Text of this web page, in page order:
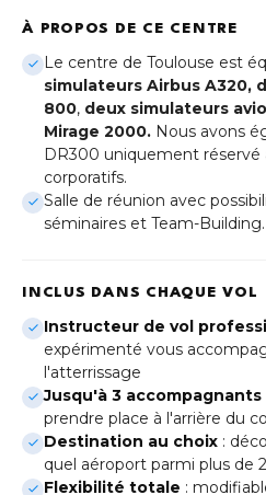
Aix-en-Provence
Provence-Alpes-Côte d'Azur
Bordeaux
Nouvelle-Aquitaine
Genève
(Gaillard)
Lyon
Auvergne-Rhône-Alpes
Metz
Grand Est
Montpellier
Occitanie
À PROPOS DE CE CENTRE
Le centre de Toulouse est
simulateurs Airbus A320,
800, deux simulateurs
Mirage 2000. Nous avons
DR300 uniquement
corporatifs.
Salle de réunion avec
séminaires et Team-Building.
INCLUS DANS CHAQUE VOL
Instructeur de vol
expérimenté vous
l'atterrissage
Jusqu'à 3 accompagnants
prendre place à l'arrière du
Destination au choix :
quel aéroport parmi plus de
Flexibilité totale :